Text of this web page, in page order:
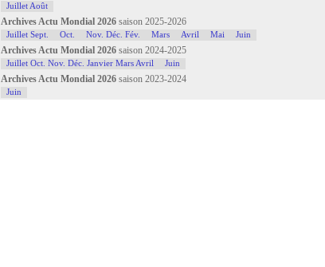
Juillet Août
Archives Actu Mondial 2026 saison 2025-2026
Juillet Sept. Oct. Nov. Déc. Fév. Mars Avril Mai Juin
Archives Actu Mondial 2026 saison 2024-2025
Juillet Oct. Nov. Déc. Janvier Mars Avril Juin
Archives Actu Mondial 2026 saison 2023-2024
Juin